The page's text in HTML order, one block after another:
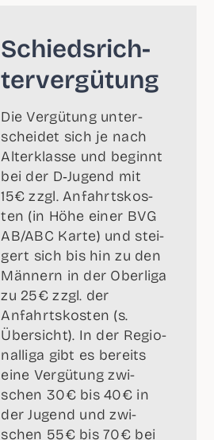
Schieds­rich­
ter­ver­gü­tung
Die Ver­gü­tung unter­
schei­det sich je nach
Alter­klas­se und beginnt
bei der D‑Jugend mit
15€ zzgl. Anfahrts­kos­
ten (in Höhe einer BVG
AB/ABC Kar­te) und stei­
gert sich bis hin zu den
Män­nern in der Ober­li­ga
zu 25€ zzgl. der
Anfahrts­kos­ten (s.
Über­sicht). In der Regio­
nal­li­ga gibt es bereits
eine Ver­gü­tung zwi­
schen 30€ bis 40€ in
der Jugend und zwi­
schen 55€ bis 70€ bei